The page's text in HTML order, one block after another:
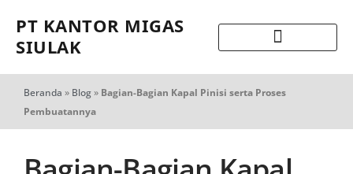
PT KANTOR MIGAS
SIULAK
Beranda » Blog» Bagian-Bagian Kapal Pinisi serta Proses
Pembuatannya